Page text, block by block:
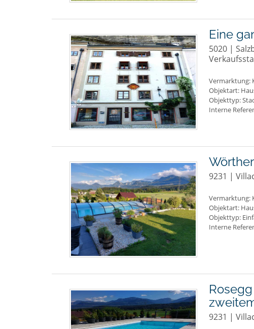
Eine
5020 |
Vermarktung:
Objektart:
Objekttyp:
Interne
9231 |
Vermarktung:
Objektart:
Objekttyp:
Interne
9231 |